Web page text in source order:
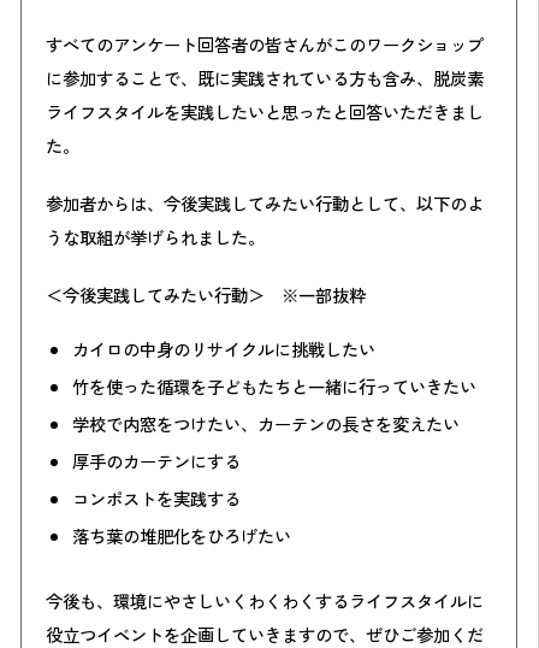
すべてのアンケート回答者の皆さんがこのワークショップ
に参加することで、既に実践されている方も含み、脱炭素
ライフスタイルを実践したいと思ったと回答いただきまし
た。
参加者からは、今後実践してみたい行動として、以下のよ
うな取組が挙げられました。
＜今後実践してみたい行動＞ ※一部抜粋
カイロの中身のリサイクルに挑戦したい
竹を使った循環を子どもたちと一緒に行っていきたい
学校で内窓をつけたい、カーテンの長さを変えたい
厚手のカーテンにする
コンポストを実践する
落ち葉の堆肥化をひろげたい
今後も、環境にやさしいくわくわくするライフスタイルに
役立つイベントを企画していきますので、ぜひご参加くだ